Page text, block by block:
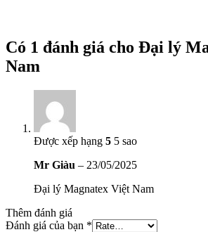
Có 1 đánh giá cho Đại lý
Nam
Được xếp hạng 5 5 sao
Mr Giàu – 23/05/2025
Đại lý Magnatex Việt Nam
Thêm đánh giá
Đánh giá của bạn *